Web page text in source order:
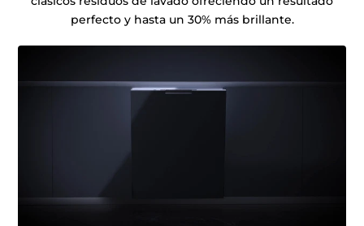
perfecto y hasta un 30% más brillante.